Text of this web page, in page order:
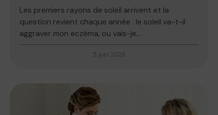
Les premiers rayons de soleil arrivent et la
question revient chaque année : le soleil va-t-il
aggraver mon eczéma, ou vais-je...
5 juin 2026